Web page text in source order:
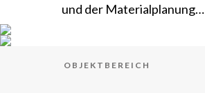
und der Materialplanung…
OBJEKTBEREICH